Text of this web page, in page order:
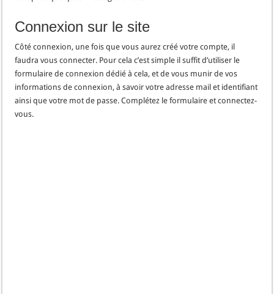
Connexion sur le site
Côté connexion, une fois que vous aurez créé votre compte, il
faudra vous connecter. Pour cela c’est simple il suffit d’utiliser le
formulaire de connexion dédié à cela, et de vous munir de vos
informations de connexion, à savoir votre adresse mail et identifiant
ainsi que votre mot de passe. Complétez le formulaire et connectez-
vous.